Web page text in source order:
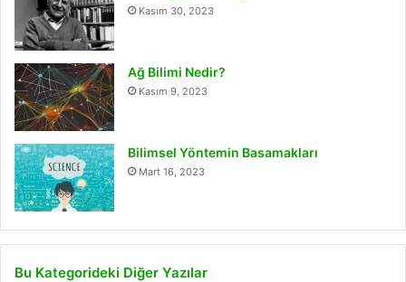
Kasım 30, 2023
Ağ Bilimi Nedir?
Kasım 9, 2023
Bilimsel Yöntemin Basamakları
Mart 16, 2023
Bu Kategorideki Diğer Yazılar